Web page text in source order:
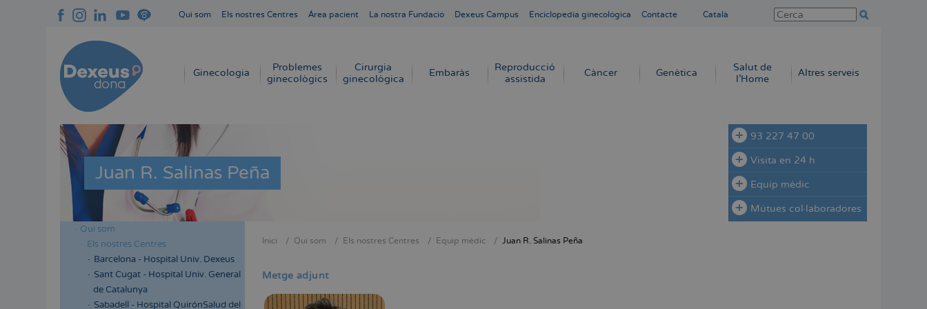
Qui som Els nostres Centres Área pacient La nostra Fundació Dexeus Campus Enciclopedia ginecológica Contacte Català
Navegación
Ginecologia
Problemes
ginecològics
Cirurgia
ginecològica
Embaràs
Reproducció
assistida
Càncer Genètica
Salut de
l'Home
Altres serveis
Juan R. Salinas Peña
93 227 47 00
Visita en 24 h
Equip mèdic
Mútues col·laboradores
Menú
lateral
cabecera
Qui som
Els nostres Centres
Barcelona - Hospital Univ. Dexeus
Sant Cugat - Hospital Univ. General
de Catalunya
Sabadell - Hospital QuirónSalud del
d'Ariadna
Inici Qui som Els nostres Centres Equip mèdic Juan R. Salinas Peña
Metge adjunt